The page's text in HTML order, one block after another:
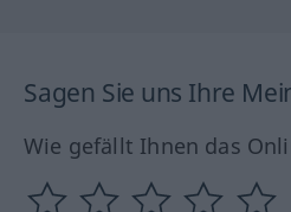
Sagen Sie uns Ihre
Wie gefällt Ihnen das